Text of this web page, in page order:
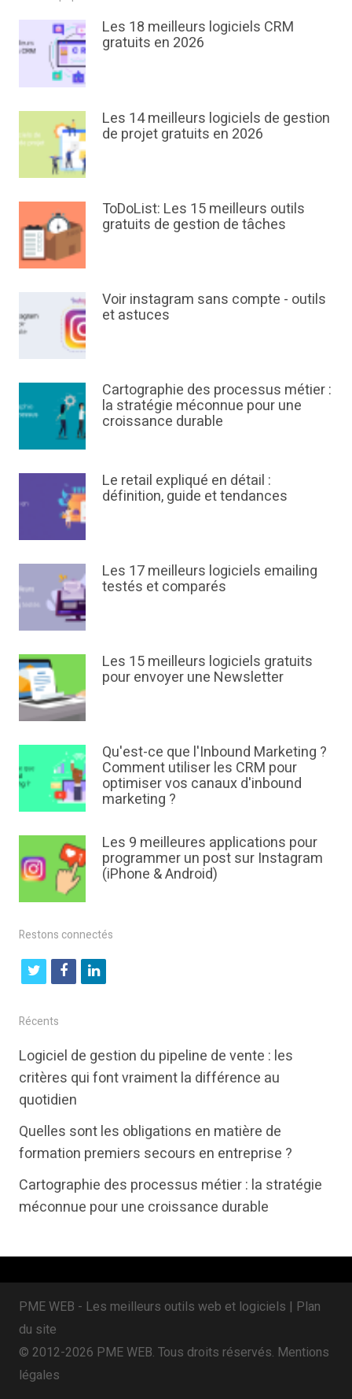
Les 18 meilleurs logiciels CRM
gratuits en 2026
Les 14 meilleurs logiciels de gestion
de projet gratuits en 2026
ToDoList: Les 15 meilleurs outils
gratuits de gestion de tâches
Voir instagram sans compte - outils
et astuces
Cartographie des processus métier :
la stratégie méconnue pour une
croissance durable
Le retail expliqué en détail :
définition, guide et tendances
Les 17 meilleurs logiciels emailing
testés et comparés
Les 15 meilleurs logiciels gratuits
pour envoyer une Newsletter
Qu'est-ce que l'Inbound Marketing ?
Comment utiliser les CRM pour
optimiser vos canaux d'inbound
marketing ?
Les 9 meilleures applications pour
programmer un post sur Instagram
(iPhone & Android)
Restons connectés
t
i
t
t
e
f
b
o
k
l
e
i
n
Récents
Logiciel de gestion du pipeline de vente : les
critères qui font vraiment la différence au
quotidien
Quelles sont les obligations en matière de
formation premiers secours en entreprise ?
Cartographie des processus métier : la stratégie
méconnue pour une croissance durable
PME WEB - Les meilleurs outils web et logiciels | Plan
du site
© 2012-2026 PME WEB. Tous droits réservés. Mentions
légales